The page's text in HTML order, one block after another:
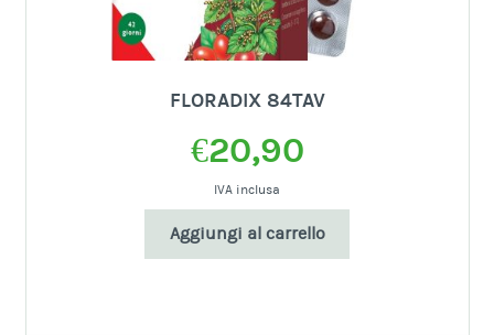
FLORADIX 84TAV
€20,90
IVA inclusa
Aggiungi al carrello